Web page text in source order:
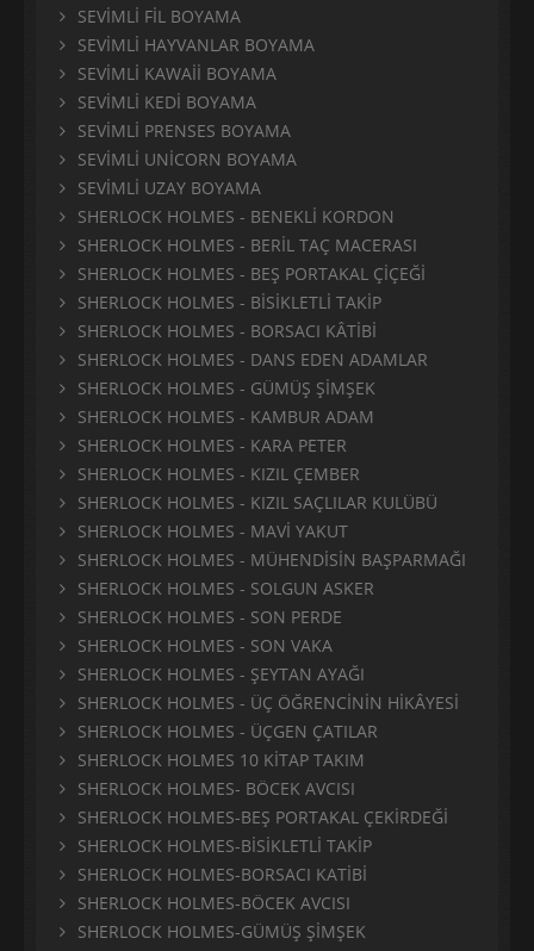
SEVİMLİ FİL BOYAMA
SEVİMLİ HAYVANLAR BOYAMA
SEVİMLİ KAWAİİ BOYAMA
SEVİMLİ KEDİ BOYAMA
SEVİMLİ PRENSES BOYAMA
SEVİMLİ UNİCORN BOYAMA
SEVİMLİ UZAY BOYAMA
SHERLOCK HOLMES - BENEKLİ KORDON
SHERLOCK HOLMES - BERİL TAÇ MACERASI
SHERLOCK HOLMES - BEŞ PORTAKAL ÇİÇEĞİ
SHERLOCK HOLMES - BİSİKLETLİ TAKİP
SHERLOCK HOLMES - BORSACI KÂTİBİ
SHERLOCK HOLMES - DANS EDEN ADAMLAR
SHERLOCK HOLMES - GÜMÜŞ ŞİMŞEK
SHERLOCK HOLMES - KAMBUR ADAM
SHERLOCK HOLMES - KARA PETER
SHERLOCK HOLMES - KIZIL ÇEMBER
SHERLOCK HOLMES - KIZIL SAÇLILAR KULÜBÜ
SHERLOCK HOLMES - MAVİ YAKUT
SHERLOCK HOLMES - MÜHENDİSİN BAŞPARMAĞI
SHERLOCK HOLMES - SOLGUN ASKER
SHERLOCK HOLMES - SON PERDE
SHERLOCK HOLMES - SON VAKA
SHERLOCK HOLMES - ŞEYTAN AYAĞI
SHERLOCK HOLMES - ÜÇ ÖĞRENCİNİN HİKÂYESİ
SHERLOCK HOLMES - ÜÇGEN ÇATILAR
SHERLOCK HOLMES 10 KİTAP TAKIM
SHERLOCK HOLMES- BÖCEK AVCISI
SHERLOCK HOLMES-BEŞ PORTAKAL ÇEKİRDEĞİ
SHERLOCK HOLMES-BİSİKLETLİ TAKİP
SHERLOCK HOLMES-BORSACI KATİBİ
SHERLOCK HOLMES-BÖCEK AVCISI
SHERLOCK HOLMES-GÜMÜŞ ŞİMŞEK